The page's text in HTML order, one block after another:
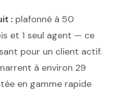
: plafonné à 50
et 1 seul agent — ce
pour un client actif.
à environ 29
en gamme rapide